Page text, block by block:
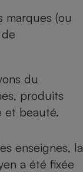
marques (ou
du
produits
et beauté.
enseignes, la
a été fixée